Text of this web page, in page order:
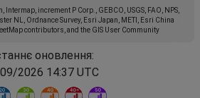
Intermap, increment P Corp., GEBCO, USGS, FAO, NPS,
NL, Ordnance Survey, Esri Japan, METI, Esri China
contributors, and the GIS User Community
оновлення:
2026 14:37 UTC